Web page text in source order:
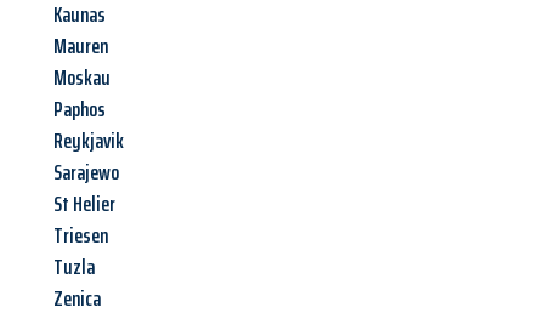
Kaunas
Mauren
Moskau
Paphos
Reykjavik
Sarajewo
St Helier
Triesen
Tuzla
Zenica